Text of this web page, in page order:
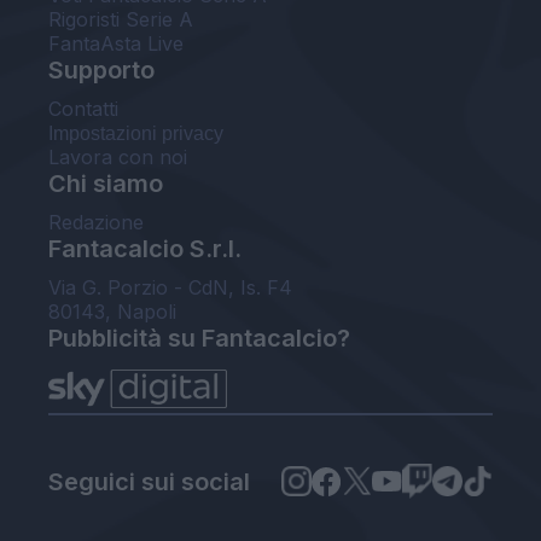
Rigoristi Serie A
FantaAsta Live
Supporto
Contatti
Impostazioni privacy
Lavora con noi
Chi siamo
Redazione
Fantacalcio S.r.l.
Via G. Porzio - CdN, Is. F4
80143, Napoli
Pubblicità su Fantacalcio?
Seguici sui social